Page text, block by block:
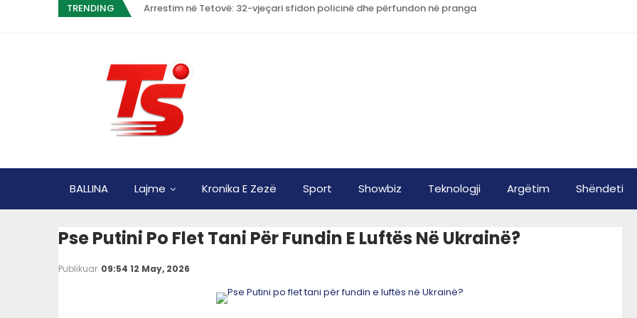
TRENDING Arrestim në Tetovë: 32-vjeçari sfidon policinë dhe përfundon në pranga
BALLINA Lajme Kronika E Zezë Sport Showbiz Teknologji Argëtim Shëndeti
Pse Putini Po Flet Tani Për Fundin E Luftës Në Ukrainë?
Publikuar 09:54 12 May, 2026